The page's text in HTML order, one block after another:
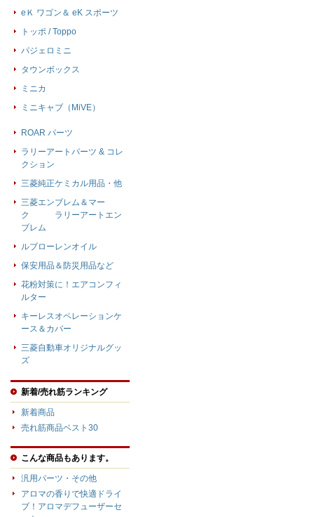
eＫ ワゴン＆ eK スポーツ
トッポ / Toppo
パジェロミニ
タウンボックス
ミニカ
ミニキャブ（MiVE）
ROAR パーツ
ラリーアートパーツ & コレ
クション
三菱純正ケミカル用品・他
三菱エンブレム＆マー
ク ラリーアートエン
ブレム
ルブローレンオイル
保安用品＆防災用品など
花粉対策に！エアコンフィ
ルター
キーレスオペレーションケ
ース＆カバー
三菱自動車オリジナルグッ
ズ
新着/売れ筋ランキング
新着商品
売れ筋商品ベスト30
こんな商品もあります。
汎用パーツ・その他
アロマの香りで快適ドライ
ブ！アロマデフューザーセ